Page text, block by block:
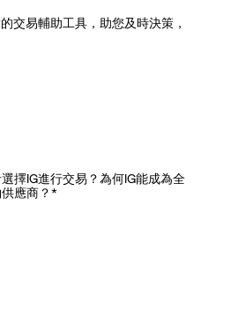
交易輔助工具，助您及時決策，
擇IG進行交易？為何IG能成為全
應商？*